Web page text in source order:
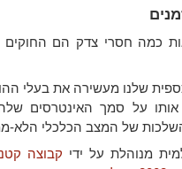
כמה חסרי צדק הם
שלנו מעשירה את בעלי
על סמך האינטרסים
של המצב הכלכלי הלא-
מנוהלת על ידי קבוצה